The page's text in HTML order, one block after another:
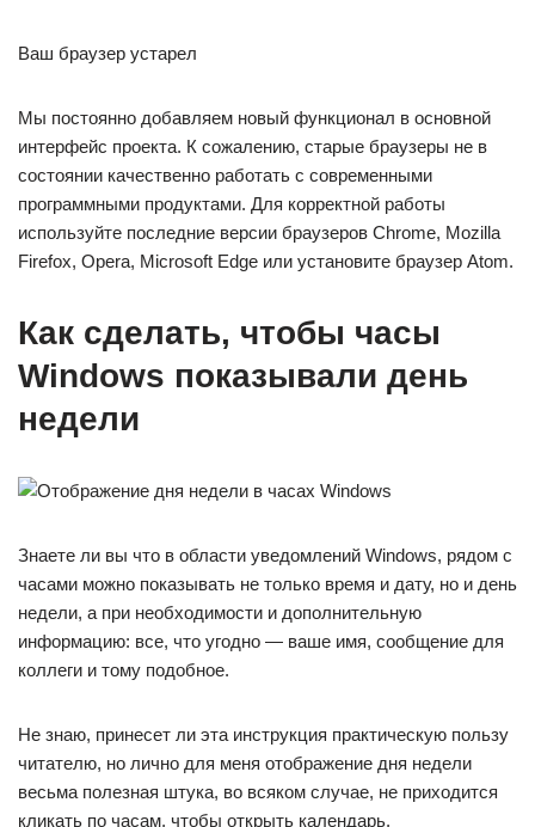
Ваш браузер устарел
Мы постоянно добавляем новый функционал в основной
интерфейс проекта. К сожалению, старые браузеры не в
состоянии качественно работать с современными
программными продуктами. Для корректной работы
используйте последние версии браузеров Chrome, Mozilla
Firefox, Opera, Microsoft Edge или установите браузер Atom.
Как сделать, чтобы часы
Windows показывали день
недели
Знаете ли вы что в области уведомлений Windows, рядом с
часами можно показывать не только время и дату, но и день
недели, а при необходимости и дополнительную
информацию: все, что угодно — ваше имя, сообщение для
коллеги и тому подобное.
Не знаю, принесет ли эта инструкция практическую пользу
читателю, но лично для меня отображение дня недели
весьма полезная штука, во всяком случае, не приходится
кликать по часам, чтобы открыть календарь.